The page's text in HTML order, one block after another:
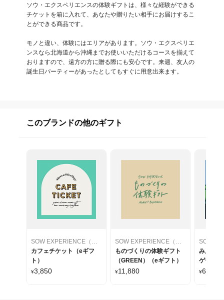
ソウ・エクスペリエンスの体験ギフトは、様々な経験ができる
チケットを箱に入れて、あなたや贈りたい相手にお届けするこ
とができる商品です。
モノと違い、体験にはエリアがあります。ソウ・エクスペリエ
ンスなら北海道から沖縄までお使いいただけるコースを揃えて
おりますので、遠方の方に贈る際にも安心です。来週、友人の
誕生日パーティーがあったとしてもすぐに用意出来ます。
このブランドの他のギフト
SOW EXPERIENCE（ソウ・エクスペリエンス）
カフェチケット（eギフ
ト）
¥3,850
SOW EXPERIENCE（ソウ・エクスペリエンス）
ものづくりの体験ギフト
（GREEN）（eギフト）
¥11,880
みんな
ゲーム
¥6,270